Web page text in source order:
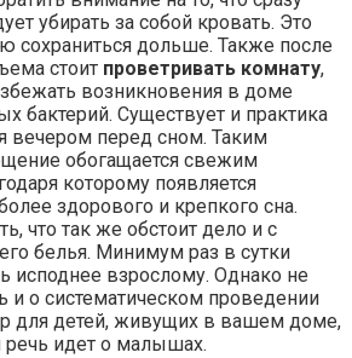
убирать за собой кровать. Это
сохраниться дольше. Также после
стоит проветривать комнату,
возникновения в доме
бактерий. Существует и практика
вечером перед сном. Таким
обогащается свежим
которому появляется
здорового и крепкого сна.
что так же обстоит дело и с
белья. Минимум раз в сутки
исподнее взрослому. Однако не
и о систематическом проведении
для детей, живущих в вашем доме,
речь идет о малышах.